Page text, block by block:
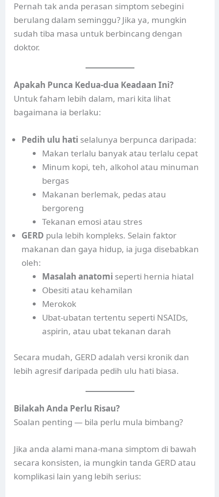
Pernah tak anda perasan simptom sebegini
berulang dalam seminggu? Jika ya, mungkin
sudah tiba masa untuk berbincang dengan
doktor.
Apakah Punca Kedua-dua Keadaan Ini?
Untuk faham lebih dalam, mari kita lihat
bagaimana ia berlaku:
Pedih ulu hati selalunya berpunca daripada:
Makan terlalu banyak atau terlalu cepat
Minum kopi, teh, alkohol atau minuman
bergas
Makanan berlemak, pedas atau
bergoreng
Tekanan emosi atau stres
GERD pula lebih kompleks. Selain faktor
makanan dan gaya hidup, ia juga disebabkan
oleh:
Masalah anatomi seperti hernia hiatal
Obesiti atau kehamilan
Merokok
Ubat-ubatan tertentu seperti NSAIDs,
aspirin, atau ubat tekanan darah
Secara mudah, GERD adalah versi kronik dan
lebih agresif daripada pedih ulu hati biasa.
Bilakah Anda Perlu Risau?
Soalan penting — bila perlu mula bimbang?
Jika anda alami mana-mana simptom di bawah
secara konsisten, ia mungkin tanda GERD atau
komplikasi lain yang lebih serius: